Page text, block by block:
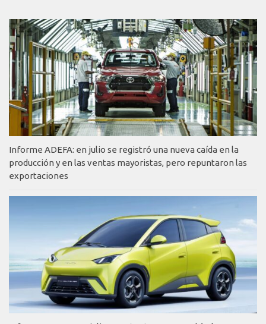
Informe ADEFA: en julio se registró una nueva caída en la
producción y en las ventas mayoristas, pero repuntaron las
exportaciones